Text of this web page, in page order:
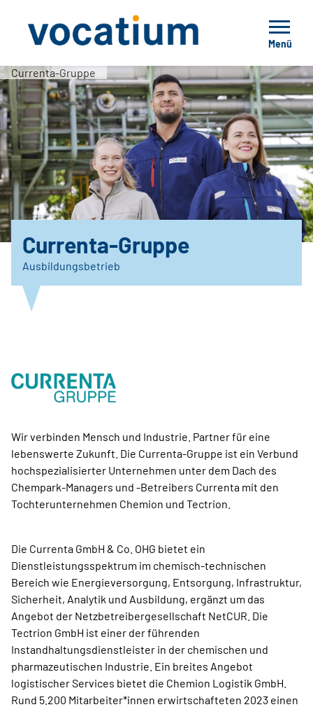
Menü
Currenta-Gruppe
Currenta-Gruppe
Ausbildungsbetrieb
Wir verbinden Mensch und Industrie. Partner für eine
lebenswerte Zukunft. Die Currenta-Gruppe ist ein Verbund
hochspezialisierter Unternehmen unter dem Dach des
Chempark-Managers und -Betreibers Currenta mit den
Tochterunternehmen Chemion und Tectrion.
Die Currenta GmbH & Co. OHG bietet ein
Dienstleistungsspektrum im chemisch-technischen
Bereich wie Energieversorgung, Entsorgung, Infrastruktur,
Sicherheit, Analytik und Ausbildung, ergänzt um das
Angebot der Netzbetreibergesellschaft NetCUR. Die
Tectrion GmbH ist einer der führenden
Instandhaltungsdienstleister in der chemischen und
pharmazeutischen Industrie. Ein breites Angebot
logistischer Services bietet die Chemion Logistik GmbH.
Rund 5.200 Mitarbeiter*innen erwirtschafteten 2023 einen